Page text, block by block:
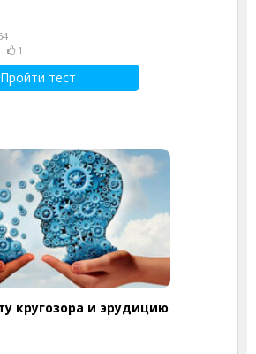
1
Пройти тест
кругозора и эрудицию